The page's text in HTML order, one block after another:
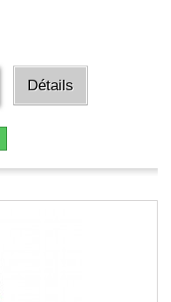
Détails